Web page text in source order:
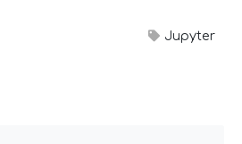
Jupyter